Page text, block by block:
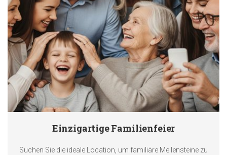
Einzigartige Familienfeier
Suchen Sie die ideale Location, um familiäre Meilensteine zu